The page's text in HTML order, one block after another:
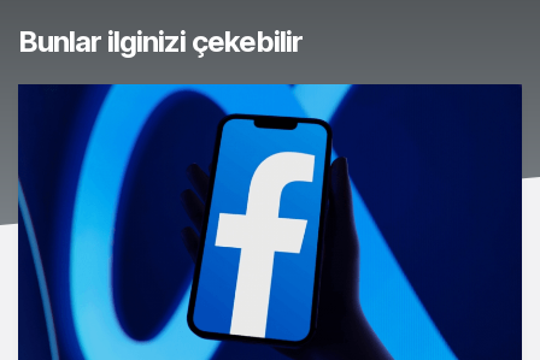
Bunlar ilginizi çekebilir